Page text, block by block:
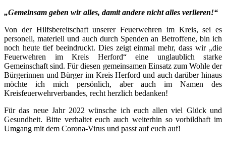
„Gemeinsam geben wir alles, damit andere nicht alles verlieren!“
Von der Hilfsbereitschaft unserer Feuerwehren im Kreis, sei es
personell, materiell und auch durch Spenden an Betroffene, bin ich
noch heute tief beeindruckt. Dies zeigt einmal mehr, dass wir „die
Feuerwehren im Kreis Herford“ eine unglaublich starke
Gemeinschaft sind. Für diesen gemeinsamen Einsatz zum Wohle der
Bürgerinnen und Bürger im Kreis Herford und auch darüber hinaus
möchte ich mich persönlich, aber auch im Namen des
Kreisfeuerwehrverbandes, recht herzlich bedanken!
Für das neue Jahr 2022 wünsche ich euch allen viel Glück und
Gesundheit. Bitte verhaltet euch auch weiterhin so vorbildhaft im
Umgang mit dem Corona-Virus und passt auf euch auf!